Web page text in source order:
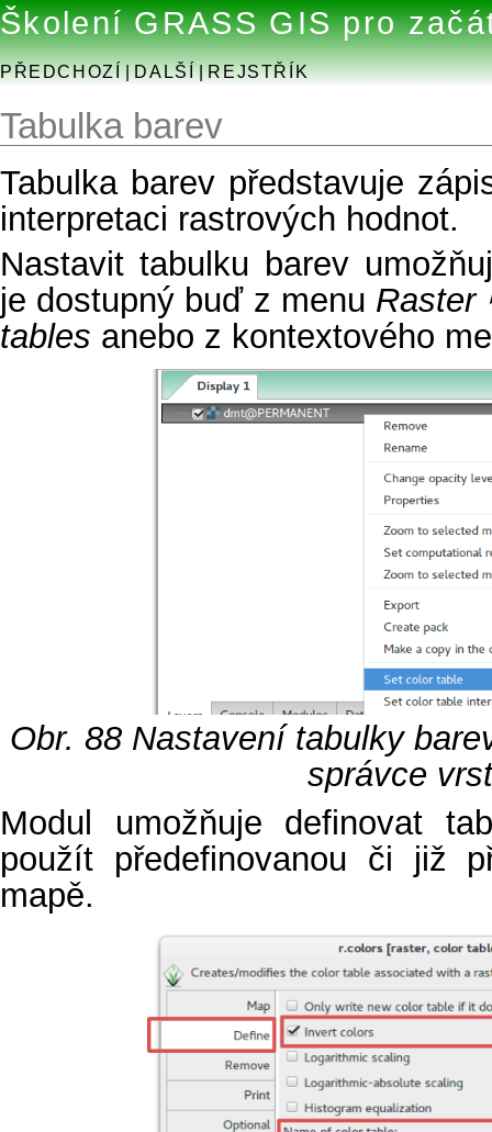
Školení GRASS GIS pro
PŘEDCHOZÍ|DALŠÍ|REJSTŘÍK
Tabulka barev
Tabulka barev představuje
interpretaci rastrových hodnot.
Nastavit tabulku barev
je dostupný buď z menu Raster
tables anebo z kontextového
Obr. 88 Nastavení tabulky
správce
Modul umožňuje definovat
použít předefinovanou či již
mapě.